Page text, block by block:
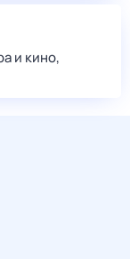
и кино,